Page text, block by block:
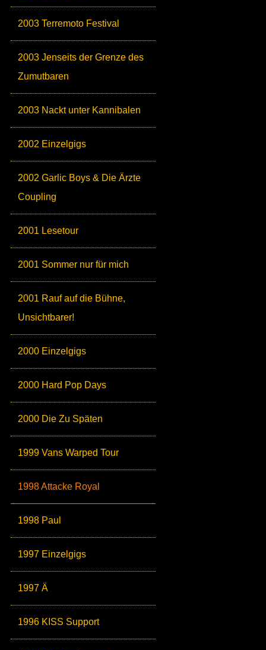
2003 Terremoto Festival
2003 Jenseits der Grenze des
Zumutbaren
2003 Nackt unter Kannibalen
2002 Einzelgigs
2002 Garlic Boys & Die Ärzte
Coupling
2001 Lesetour
2001 Sommer nur für mich
2001 Rauf auf die Bühne,
Unsichtbarer!
2000 Einzelgigs
2000 Hard Pop Days
2000 Die Zu Späten
1999 Vans Warped Tour
1998 Attacke Royal
1998 Paul
1997 Einzelgigs
1997 Ä
1996 KISS Support